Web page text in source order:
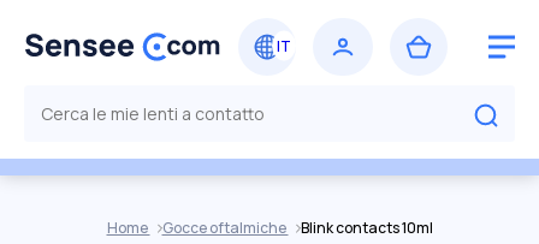
Home Gocce oftalmiche Blink contacts 10ml